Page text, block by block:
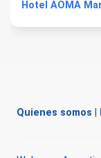
Quienes somos